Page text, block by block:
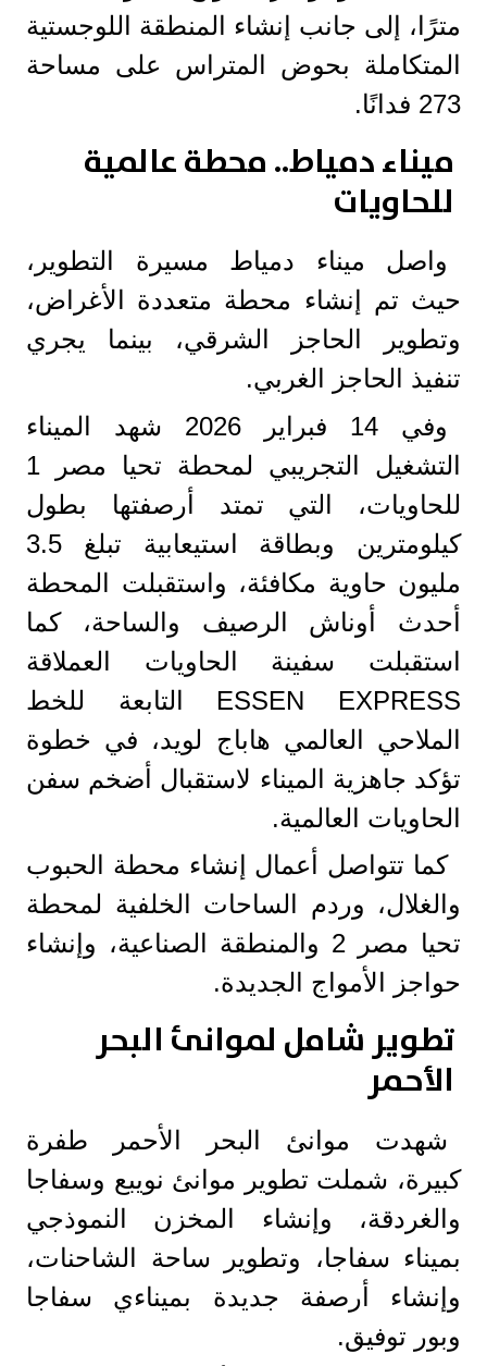
مترًا، إلى جانب إنشاء المنطقة اللوجستية
المتكاملة بحوض المتراس على مساحة
273 فدانًا.
ميناء دمياط.. محطة عالمية
للحاويات
واصل ميناء دمياط مسيرة التطوير،
حيث تم إنشاء محطة متعددة الأغراض،
وتطوير الحاجز الشرقي، بينما يجري
تنفيذ الحاجز الغربي.
وفي 14 فبراير 2026 شهد الميناء
التشغيل التجريبي لمحطة تحيا مصر 1
للحاويات، التي تمتد أرصفتها بطول
كيلومترين وبطاقة استيعابية تبلغ 3.5
مليون حاوية مكافئة، واستقبلت المحطة
أحدث أوناش الرصيف والساحة، كما
استقبلت سفينة الحاويات العملاقة
ESSEN EXPRESS التابعة للخط
الملاحي العالمي هاباج لويد، في خطوة
تؤكد جاهزية الميناء لاستقبال أضخم سفن
الحاويات العالمية.
كما تتواصل أعمال إنشاء محطة الحبوب
والغلال، وردم الساحات الخلفية لمحطة
تحيا مصر 2 والمنطقة الصناعية، وإنشاء
حواجز الأمواج الجديدة.
تطوير شامل لموانئ البحر
الأحمر
شهدت موانئ البحر الأحمر طفرة
كبيرة، شملت تطوير موانئ نويبع وسفاجا
والغردقة، وإنشاء المخزن النموذجي
بميناء سفاجا، وتطوير ساحة الشاحنات،
وإنشاء أرصفة جديدة بميناءي سفاجا
وبور توفيق.